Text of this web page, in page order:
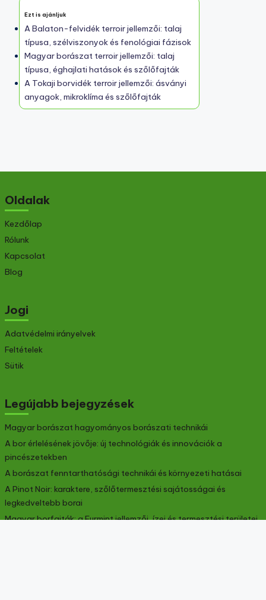
Ezt is ajánljuk
A Balaton-felvidék terroir jellemzői: talaj
típusa, szélviszonyok és fenológiai fázisok
Magyar borászat terroir jellemzői: talaj
típusa, éghajlati hatások és szőlőfajták
A Tokaji borvidék terroir jellemzői: ásványi
anyagok, mikroklíma és szőlőfajták
Oldalak
Kezdőlap
Rólunk
Kapcsolat
Blog
Jogi
Adatvédelmi irányelvek
Feltételek
Sütik
Legújabb bejegyzések
Magyar borászat hagyományos borászati technikái
A bor érlelésének jövője: új technológiák és innovációk a
pincészetekben
A borászat fenntarthatósági technikái és környezeti hatásai
A Pinot Noir: karaktere, szőlőtermesztési sajátosságai és
legkedveltebb borai
Magyar borfajták: a Furmint jellemzői, ízei és termesztési területei